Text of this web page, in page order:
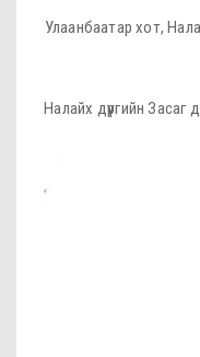
Улаанбаатар хот,
Налайх дүүргийн